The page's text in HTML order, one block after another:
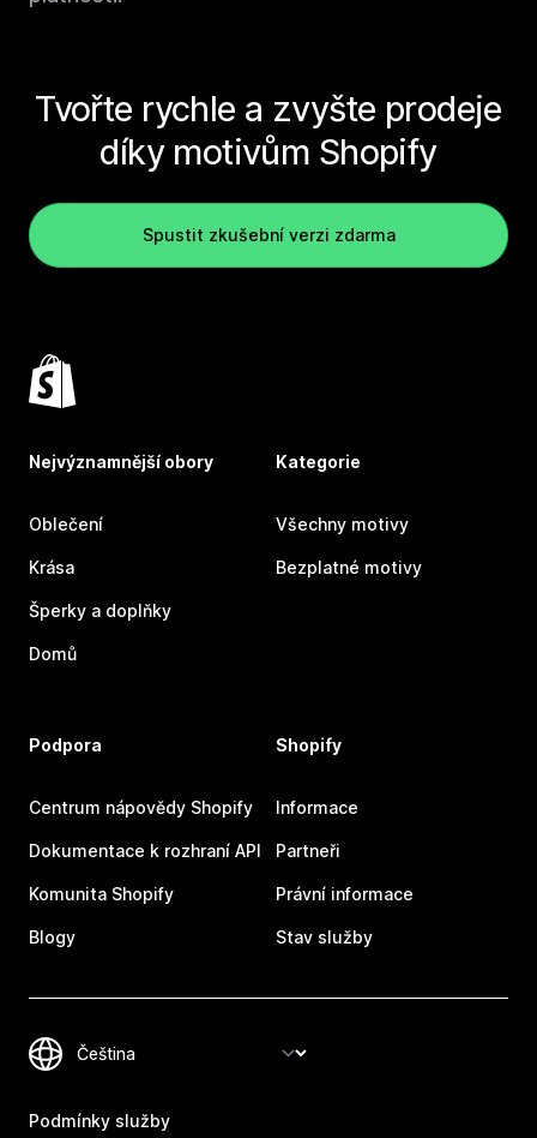
Tvořte rychle a zvyšte prodeje
díky motivům Shopify
Spustit zkušební verzi zdarma
Nejvýznamnější obory
Oblečení
Krása
Šperky a doplňky
Domů
Kategorie
Všechny motivy
Bezplatné motivy
Podpora
Centrum nápovědy Shopify
Dokumentace k rozhraní API
Komunita Shopify
Blogy
Shopify
Informace
Partneři
Právní informace
Stav služby
Podmínky služby